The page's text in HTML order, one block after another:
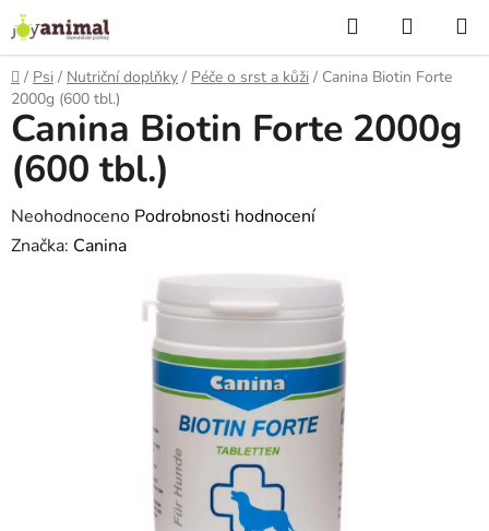
Přejít
na
obsah
Hledat
KOŠÍK
Domů
/ Psi / Nutriční doplňky / Péče o srst a kůži / Canina Biotin Forte
2000g (600 tbl.)
Canina Biotin Forte 2000g
(600 tbl.)
Průměrné
hodnocení
Neohodnoceno Podrobnosti hodnocení
Značka: Canina